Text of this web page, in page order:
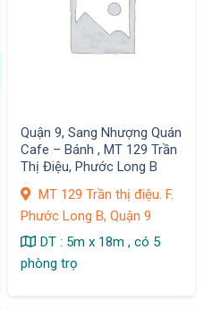
Quận 9, Sang Nhượng Quán
Cafe – Bánh , MT 129 Trần
Thị Điệu, Phước Long B
MT 129 Trần thị điệu. F.
Phước Long B, Quận 9
DT : 5m x 18m , có 5
phòng trọ